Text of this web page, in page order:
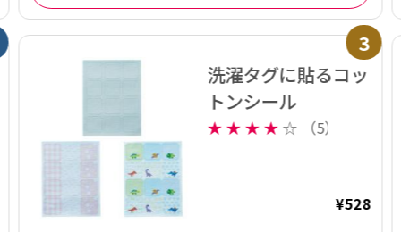
3
洗濯タグに貼るコッ
トンシール
★ ★ ★ ★ ☆ （5）
¥528